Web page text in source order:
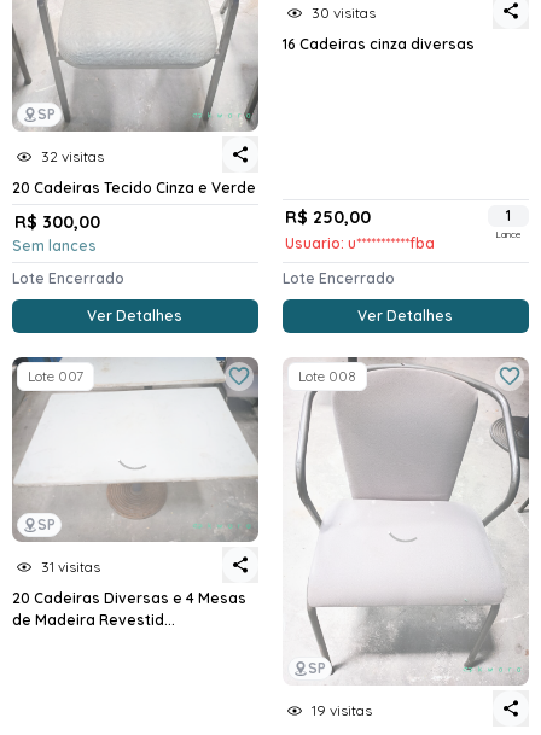
SP
32 visitas
20 Cadeiras Tecido Cinza e Verde
R$ 300,00
Sem lances
Lote Encerrado
Ver Detalhes
30 visitas
16 Cadeiras cinza diversas
R$ 250,00
Usuario: u***********fba
1
Lance
Lote Encerrado
Ver Detalhes
SP
Lote 007
31 visitas
20 Cadeiras Diversas e 4 Mesas
de Madeira Revestid...
SP
Lote 008
19 visitas